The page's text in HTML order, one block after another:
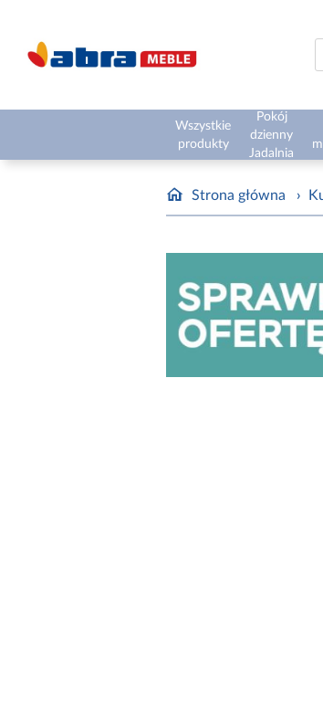
Wszystkie
produkty
Pokój
dzienny
Jadalnia
Strona główna ›